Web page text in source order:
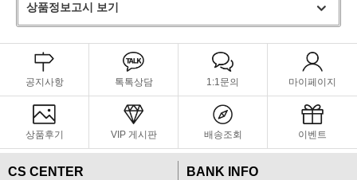
상품정보고시 보기
공지사항 톡톡상담 1:1문의 마이페이지
상품후기 VIP 게시판 배송조회 이벤트
CS CENTER BANK INFO